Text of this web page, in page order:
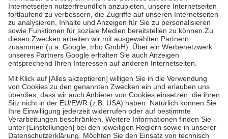
Kosten der Leistung zu entrichten.
Diese Regeln gelten grundsätzlich auch für Online-Apotheken.
Bei Heilmitteln und häuslicher Krankenpflege beträgt die
Zuzahlung zehn Prozent der Kosten sowie zehn Euro je
Verordnung.
Um das Engagement der Versicherten für ihre eigene Gesundheit zu
stärken und die besondere Stellung der Familie zu unterstützen,
fallenkeine Zuzahlungenan bei:
• Kindern und Jugendlichen bis zum vollendeten 18. Lebensjahr
mit Ausnahme der Fahrkosten
• Untersuchungen zur Vorsorge und Früherkennung, die von der
GKV getragen werden
• empfohlenen Schutzimpfungen